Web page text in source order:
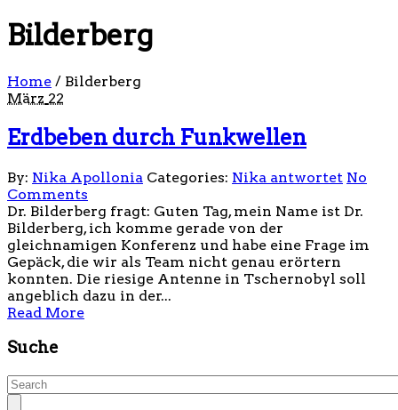
Bilderberg
Home / Bilderberg
März 22
Erdbeben durch Funkwellen
By: Nika Apollonia Categories: Nika antwortet No
Comments
Dr. Bilderberg fragt: Guten Tag, mein Name ist Dr.
Bilderberg, ich komme gerade von der
gleichnamigen Konferenz und habe eine Frage im
Gepäck, die wir als Team nicht genau erörtern
konnten. Die riesige Antenne in Tschernobyl soll
angeblich dazu in der...
Read More
Suche